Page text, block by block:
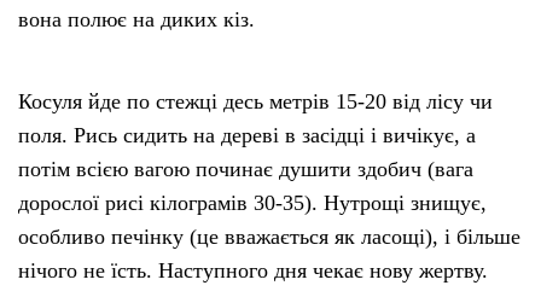
вона полює на диких кіз.
Косуля йде по стежці десь метрів 15-20 від лісу чи
поля. Рись сидить на дереві в засідці і вичікує, а
потім всією вагою починає душити здобич (вага
дорослої рисі кілограмів 30-35). Нутрощі знищує,
особливо печінку (це вважається як ласощі), і більше
нічого не їсть. Наступного дня чекає нову жертву.